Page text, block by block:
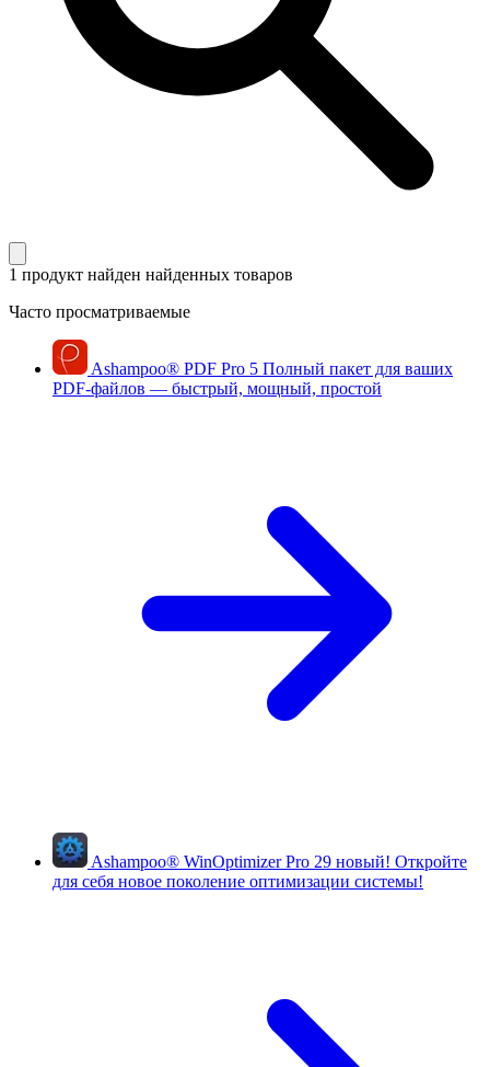
1 продукт найден найденных товаров
Часто просматриваемые
Ashampoo® PDF Pro 5 Полный пакет для ваших
PDF-файлов — быстрый, мощный, простой
Ashampoo® WinOptimizer Pro 29 новый! Откройте
для себя новое поколение оптимизации системы!